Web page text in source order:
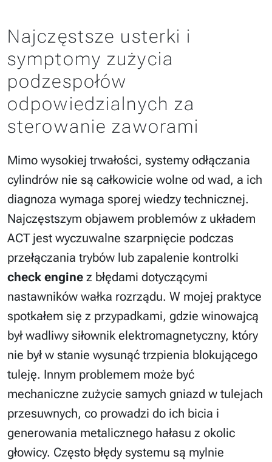
Najczęstsze usterki i
symptomy zużycia
podzespołów
odpowiedzialnych za
sterowanie zaworami
Mimo wysokiej trwałości, systemy odłączania
cylindrów nie są całkowicie wolne od wad, a ich
diagnoza wymaga sporej wiedzy technicznej.
Najczęstszym objawem problemów z układem
ACT jest wyczuwalne szarpnięcie podczas
przełączania trybów lub zapalenie kontrolki
check engine z błędami dotyczącymi
nastawników wałka rozrządu. W mojej praktyce
spotkałem się z przypadkami, gdzie winowajcą
był wadliwy siłownik elektromagnetyczny, który
nie był w stanie wysunąć trzpienia blokującego
tuleję. Innym problemem może być
mechaniczne zużycie samych gniazd w tulejach
przesuwnych, co prowadzi do ich bicia i
generowania metalicznego hałasu z okolic
głowicy. Często błędy systemu są mylnie